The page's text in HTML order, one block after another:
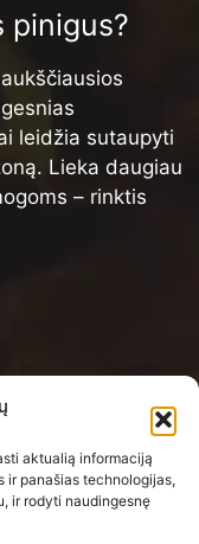
aktualią informaciją
ir panašias technologijas,
ir rodyti naudingesnę
pinigus?
leidžia sutaupyti
Lieka daugiau
– rinktis